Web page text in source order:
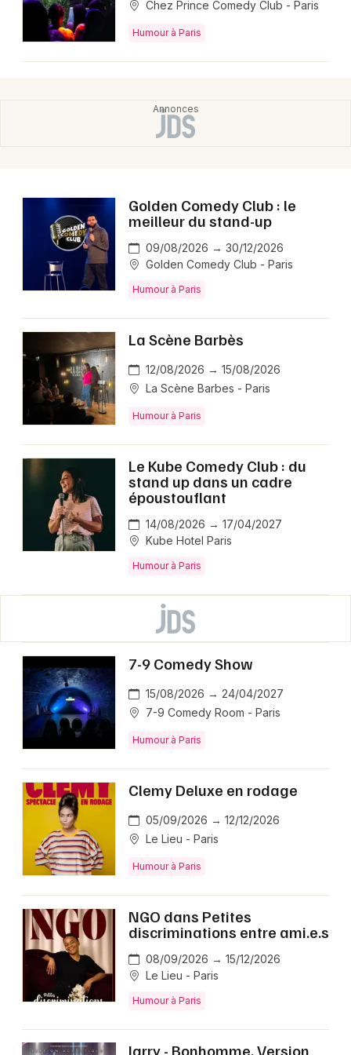
Chez Prince Comedy Club - Paris
Humour à Paris
Golden Comedy Club : le
meilleur du stand-up
09/08/2026 → 30/12/2026
Golden Comedy Club - Paris
Humour à Paris
La Scène Barbès
12/08/2026 → 15/08/2026
La Scène Barbes - Paris
Humour à Paris
Le Kube Comedy Club : du
stand up dans un cadre
époustouflant
14/08/2026 → 17/04/2027
Kube Hotel Paris
Humour à Paris
7-9 Comedy Show
15/08/2026 → 24/04/2027
7-9 Comedy Room - Paris
Humour à Paris
Clemy Deluxe en rodage
05/09/2026 → 12/12/2026
Le Lieu - Paris
Humour à Paris
NGO dans Petites
discriminations entre ami.e.s
08/09/2026 → 15/12/2026
Le Lieu - Paris
Humour à Paris
Jarry - Bonhomme, Version